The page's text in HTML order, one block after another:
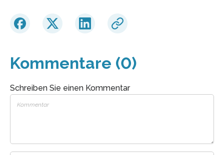
Kommentare (0)
Schreiben Sie einen Kommentar